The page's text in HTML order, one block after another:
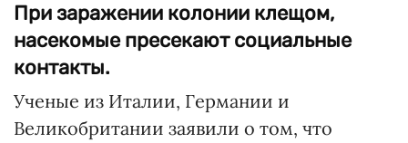
При заражении колонии клещом,
насекомые пресекают социальные
контакты.
Ученые из Италии, Германии и
Великобритании заявили о том, что